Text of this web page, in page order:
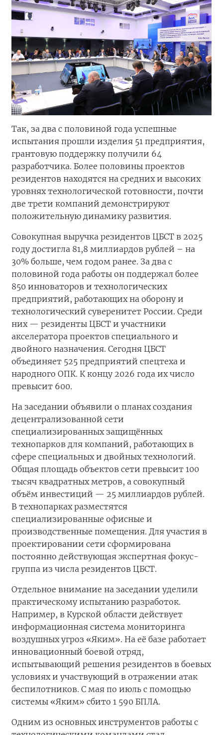
Так, за два с половиной года успешные
испытания прошли изделия 51 предприятия,
грантовую поддержку получили 64
разработчика. Более половины проектов
резидентов находятся на средних и высоких
уровнях технологической готовности, почти
две трети компаний демонстрируют
положительную динамику развития.
Совокупная выручка резидентов ЦБСТ в 2025
году достигла 81,8 миллиардов рублей – на
30% больше, чем годом ранее. За два с
половиной года работы он поддержал более
850 инноваторов и технологических
предприятий, работающих на оборону и
технологический суверенитет России. Среди
них — резиденты ЦБСТ и участники
акселератора проектов специального и
двойного назначения. Сегодня ЦБСТ
объединяет 525 предприятий спецтеха и
народного ОПК. К концу 2026 года их число
превысит 600.
На заседании объявили о планах создания
децентрализованной сети
специализированных защищённых
технопарков для компаний, работающих в
сфере специальных и двойных технологий.
Общая площадь объектов сети превысит 100
тысяч квадратных метров, а совокупный
объём инвестиций — 25 миллиардов рублей.
В технопарках разместятся
специализированные офисные и
производственные помещения. Для участия в
проектировании сети сформирована
постоянно действующая экспертная фокус-
группа из числа резидентов ЦБСТ.
Отдельное внимание на заседании уделили
практическому испытанию разработок.
Например, в Курской области действует
информационная система мониторинга
воздушных угроз «Яким». На её базе работает
инновационный боевой отряд,
испытывающий решения резидентов в боевых
условиях и участвующий в отражении атак
беспилотников. С мая по июль с помощью
системы «Яким» сбито 1 590 БПЛА.
Одним из основных инструментов работы с